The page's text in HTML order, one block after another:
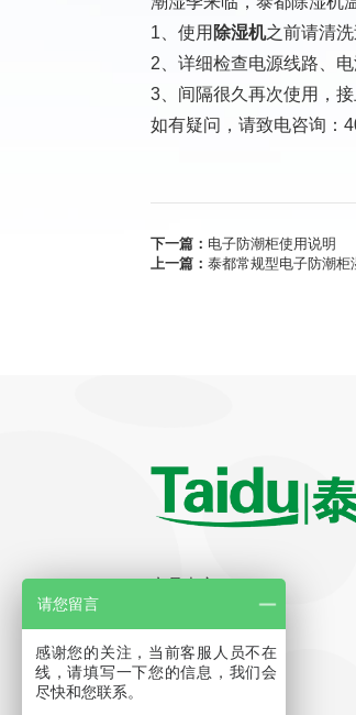
1、使用 除湿机之前请清洗
2、详细检查电源线路、电
3、间隔很久再次使用，
如有疑问，请致电咨询：
下一篇： 电子防潮柜使用说明
上一篇： 泰都常规型电子防潮柜
产品中心
电子防潮柜
请您留言
感谢您的关注，当前客服人员不在
线，请填写一下您的信息，我们会
尽快和您联系。